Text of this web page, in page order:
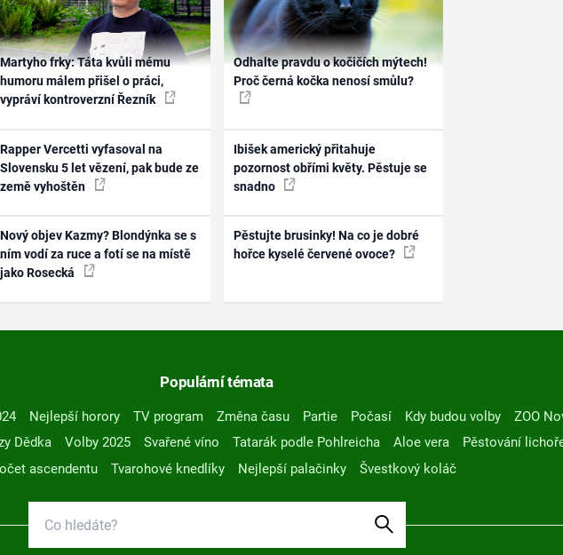
Martyho frky: Táta kvůli mému
humoru málem přišel o práci,
vypráví kontroverzní Řezník
Rapper Vercetti vyfasoval na
Slovensku 5 let vězení, pak bude ze
země vyhoštěn
Nový objev Kazmy? Blondýnka se s
ním vodí za ruce a fotí se na místě
jako Rosecká
Odhalte pravdu o kočičích mýtech!
Proč černá kočka nenosí smůlu?
Ibišek americký přitahuje
pozornost obřími květy. Pěstuje se
snadno
Pěstujte brusinky! Na co je dobré
hořce kyselé červené ovoce?
Populární témata
Nejlepší horory TV program Změna času Partie Počasí Kdy budou volby
ZOO
Dědka Volby 2025 Svařené víno Tatarák podle Pohlreicha Aloe vera
Pěstování
ascendentu
Tvarohové knedlíky Nejlepší palačinky Švestkový koláč